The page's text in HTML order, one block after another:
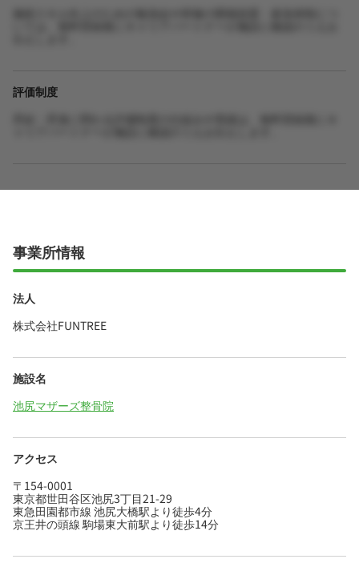
評価制度
事業所情報
法人
株式会社FUNTREE
施設名
池尻マザーズ整骨院
アクセス
〒154-0001
東京都世田谷区池尻3丁目21-29
東急田園都市線 池尻大橋駅より徒歩4分
京王井の頭線 駒場東大前駅より徒歩14分